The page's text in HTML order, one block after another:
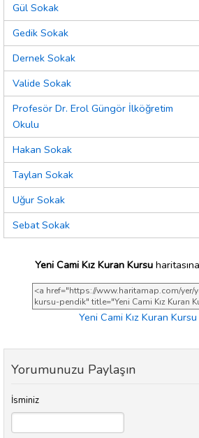
Gül Sokak
Gedik Sokak
Dernek Sokak
Valide Sokak
Profesör Dr. Erol Güngör İlköğretim
Okulu
Hakan Sokak
Taylan Sokak
Uğur Sokak
Sebat Sokak
Yeni Cami Kız Kuran Kursu
Yeni Cami Kız Kuran Kursu
Yorumunuzu Paylaşın
İsminiz